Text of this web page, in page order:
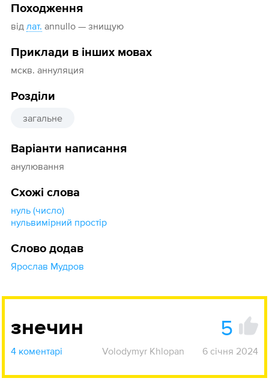
Походження
від лат. annullo — знищую
Приклади в інших мовах
мскв. аннуляция
Розділи
загальне
Варіанти написання
анулювання
Схожі слова
нуль (число)
нульвимірний простір
Слово додав
Ярослав Мудров
знечин 5
4 коментарі Volodymyr Khlopan 6 січня 2024